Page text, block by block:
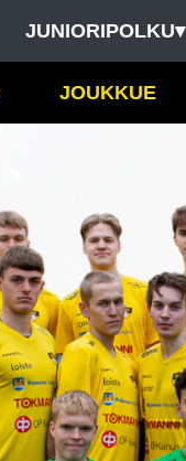
JUNIORIPOLKU▾
JOUKKUE